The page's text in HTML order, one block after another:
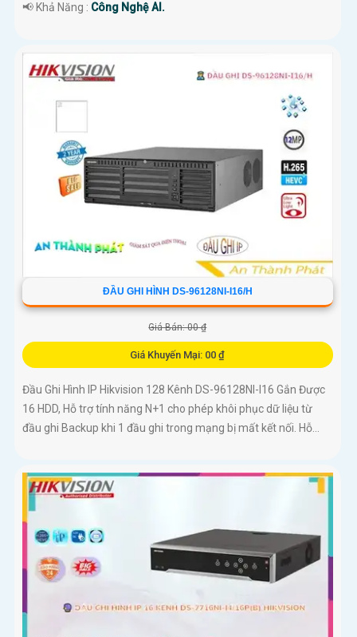
️📢 Khả Năng : Công Nghệ AI.
ĐẦU GHI HÌNH DS-96128NI-I16/H
Giá Bán: 00 ₫
Giá Khuyến Mại: 00 ₫
Đầu Ghi Hình IP Hikvision 128 Kênh DS-96128NI-I16 Gắn Được
16 HDD, Hỗ trợ tính năng N+1 cho phép khôi phục dữ liệu từ
đầu ghi Backup khi 1 đầu ghi trong mạng bị mất kết nối. Hỗ...